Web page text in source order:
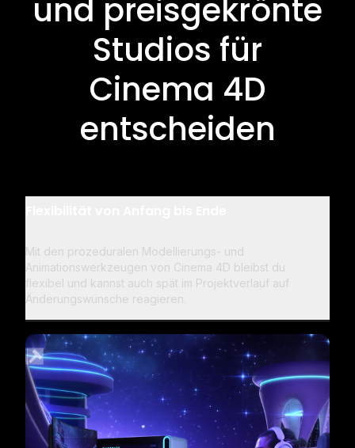
und preisgekrönte
Studios für
Cinema 4D
entscheiden
Mit den prozeduralen Modellierungs- und
Animationswerkzeugen von Cinema 4D bleibst du
flexibel und kannst auch spät im Projektverlauf auf
Änderungswünsche reagieren.